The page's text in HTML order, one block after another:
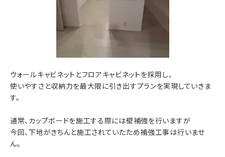
ウォールキャビネットとフロアキャビネットを採用し、
使いやすさと収納力を最大限に引き出すプランを実現していきま
す。
通常、カップボードを施工する際には壁補強を行いますが
今回、下地がきちんと施工されていたため補強工事は行いませ
ん。